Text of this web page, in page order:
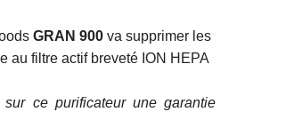
GRAN 900 va supprimer les
au filtre actif breveté ION HEPA
ce purificateur une garantie